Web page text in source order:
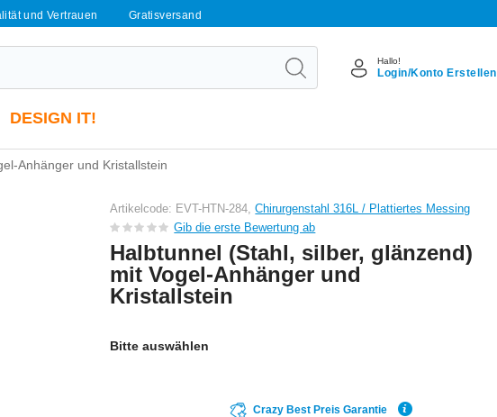
und Vertrauen Gratisversand
Hallo!
Login/Konto Erstellen
DESIGN IT!
Anhänger und Kristallstein
Artikelcode: EVT-HTN-284,Chirurgenstahl 316L / Plattiertes Messing
Gib die erste Bewertung ab
Halbtunnel (Stahl, silber, glänzend)
mit Vogel-Anhänger und
Kristallstein
Bitte auswählen
Crazy Best Preis Garantie